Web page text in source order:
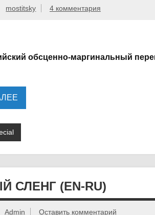
mostitsky 4 комментария
обсценно-маргинальный
СЛЕНГ (EN-RU)
Admin Оставить комментарий